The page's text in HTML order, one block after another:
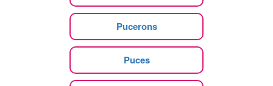
Pucerons
Puces